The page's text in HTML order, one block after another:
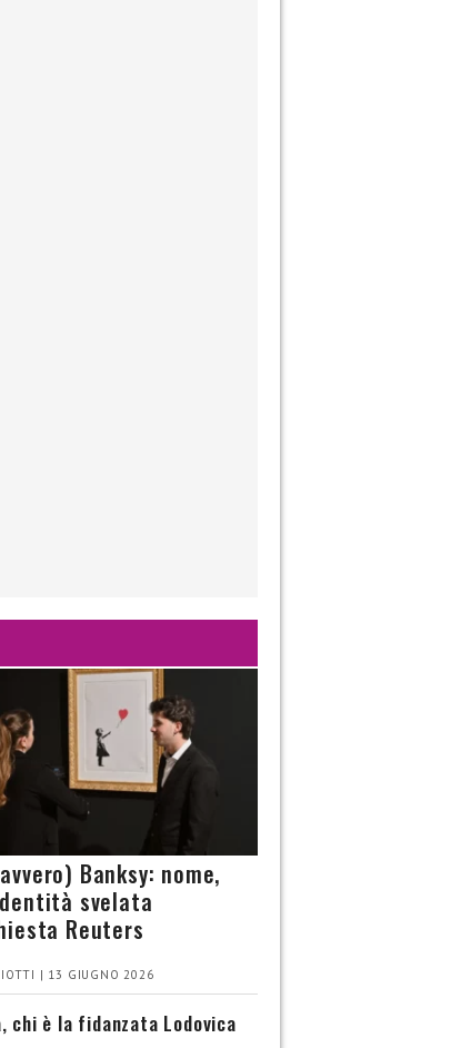
Banksy: nome,
svelata
Reuters
| 13 GIUGNO 2026
chi è la fidanzata Lodovica